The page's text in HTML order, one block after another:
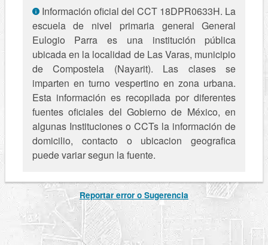
Información oficial del CCT 18DPR0633H. La
escuela de nivel primaria general General
Eulogio Parra es una institución pública
ubicada en la localidad de Las Varas, municipio
de Compostela (Nayarit). Las clases se
imparten en turno vespertino en zona urbana.
Esta información es recopilada por diferentes
fuentes oficiales del Gobierno de México, en
algunas Instituciones o CCTs la información de
domicilio, contacto o ubicacion geografica
puede variar segun la fuente.
Reportar error o Sugerencia